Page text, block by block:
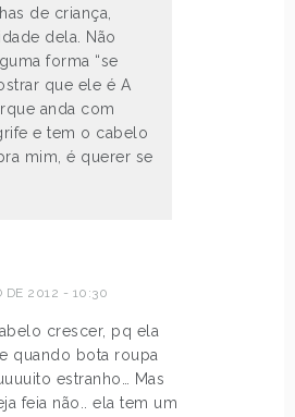
de criança,
dela. Não
forma “se
que ele é A
anda com
e tem o cabelo
mim, é querer se
DE 2012 - 10:30
crescer, pq ela
quando bota roupa
estranho… Mas
feia não.. ela tem um